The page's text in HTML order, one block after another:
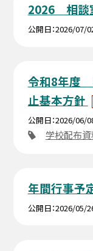
2026 相談
公開日 2026/07/
令和8年度
止基本方針
公開日 2026/06/
学校配布資
年間行事予
公開日 2026/05/